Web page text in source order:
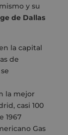
y su
de Dallas
la capital
de
la mejor
casi 100
1967
Gas